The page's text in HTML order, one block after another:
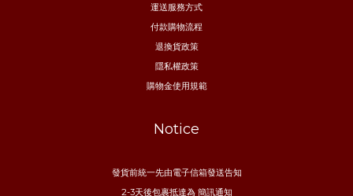
運送服務方式
付款購物流程
退換貨政策
隱私權政策
購物金使用規範
Notice
發貨前統一先由電子信箱發送告知
2-3天後包裹抵達為 簡訊通知